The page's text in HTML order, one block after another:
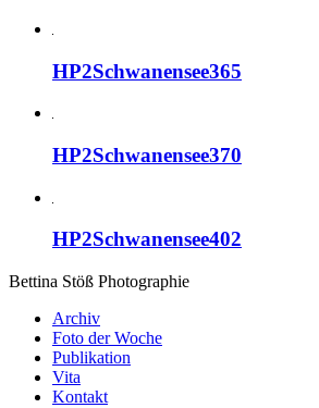
HP2Schwanensee365
HP2Schwanensee370
HP2Schwanensee402
Bettina Stöß Photographie
Archiv
Foto der Woche
Publikation
Vita
Kontakt